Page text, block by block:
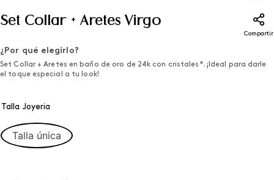
Set Collar + Aretes Virgo
Compartir
¿Por qué elegirlo?
Set Collar + Aretes en baño de oro de 24k con cristales*. ¡Ideal para darle
el toque especial a tu look!
Talla Joyeria
Talla única